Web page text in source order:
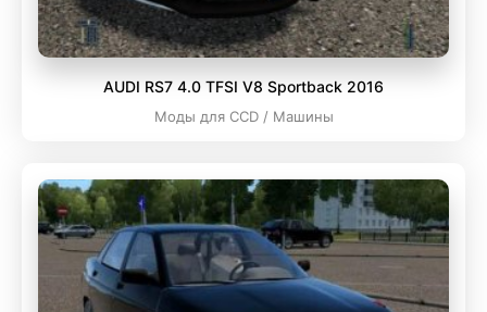
AUDI RS7 4.0 TFSI V8 Sportback 2016
Моды для CCD / Машины